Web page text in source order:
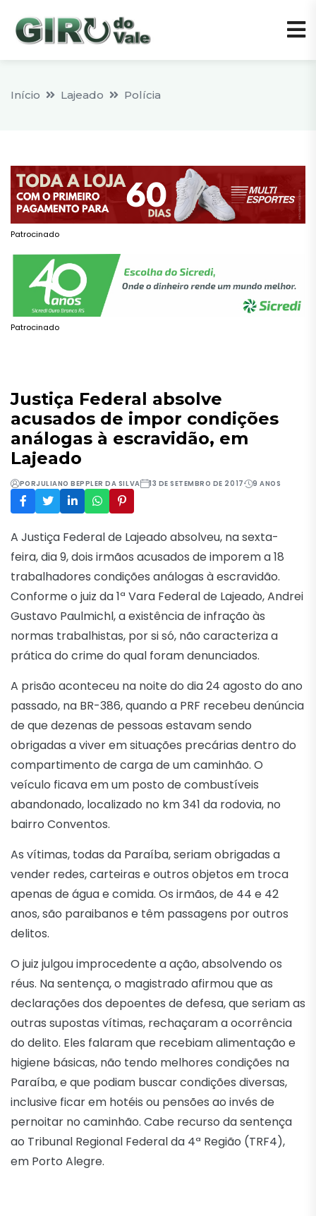
Início Lajeado Polícia
Patrocinado
Patrocinado
Justiça Federal absolve
acusados de impor condições
análogas à escravidão, em
Lajeado
PORJULIANO BEPPLER DA SILVA 13 DE SETEMBRO DE 2017 9 ANOS
A Justiça Federal de Lajeado absolveu, na sexta-
feira, dia 9, dois irmãos acusados de imporem a 18
trabalhadores condições análogas à escravidão.
Conforme o juiz da 1ª Vara Federal de Lajeado, Andrei
Gustavo Paulmichl, a existência de infração às
normas trabalhistas, por si só, não caracteriza a
prática do crime do qual foram denunciados.
A prisão aconteceu na noite do dia 24 agosto do ano
passado, na BR-386, quando a PRF recebeu denúncia
de que dezenas de pessoas estavam sendo
obrigadas a viver em situações precárias dentro do
compartimento de carga de um caminhão. O
veículo ficava em um posto de combustíveis
abandonado, localizado no km 341 da rodovia, no
bairro Conventos.
As vítimas, todas da Paraíba, seriam obrigadas a
vender redes, carteiras e outros objetos em troca
apenas de água e comida. Os irmãos, de 44 e 42
anos, são paraibanos e têm passagens por outros
delitos.
O juiz julgou improcedente a ação, absolvendo os
réus. Na sentença, o magistrado afirmou que as
declarações dos depoentes de defesa, que seriam as
outras supostas vítimas, rechaçaram a ocorrência
do delito. Eles falaram que recebiam alimentação e
higiene básicas, não tendo melhores condições na
Paraíba, e que podiam buscar condições diversas,
inclusive ficar em hotéis ou pensões ao invés de
pernoitar no caminhão. Cabe recurso da sentença
ao Tribunal Regional Federal da 4ª Região (TRF4),
em Porto Alegre.